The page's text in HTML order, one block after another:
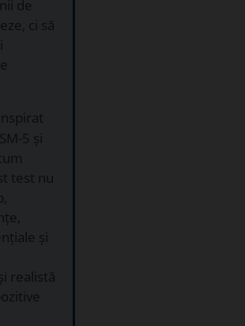
de
ci să
5 și
test nu
și
realistă